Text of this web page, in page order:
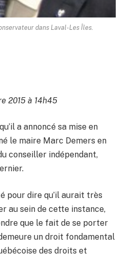
dans Laval-Les Îles.
2015 à 14h45
a annoncé sa mise en
le maire Marc Demers en
conseiller indépendant,
pour dire qu’il aurait très
au sein de cette instance,
que le fait de se porter
un droit fondamental
des droits et